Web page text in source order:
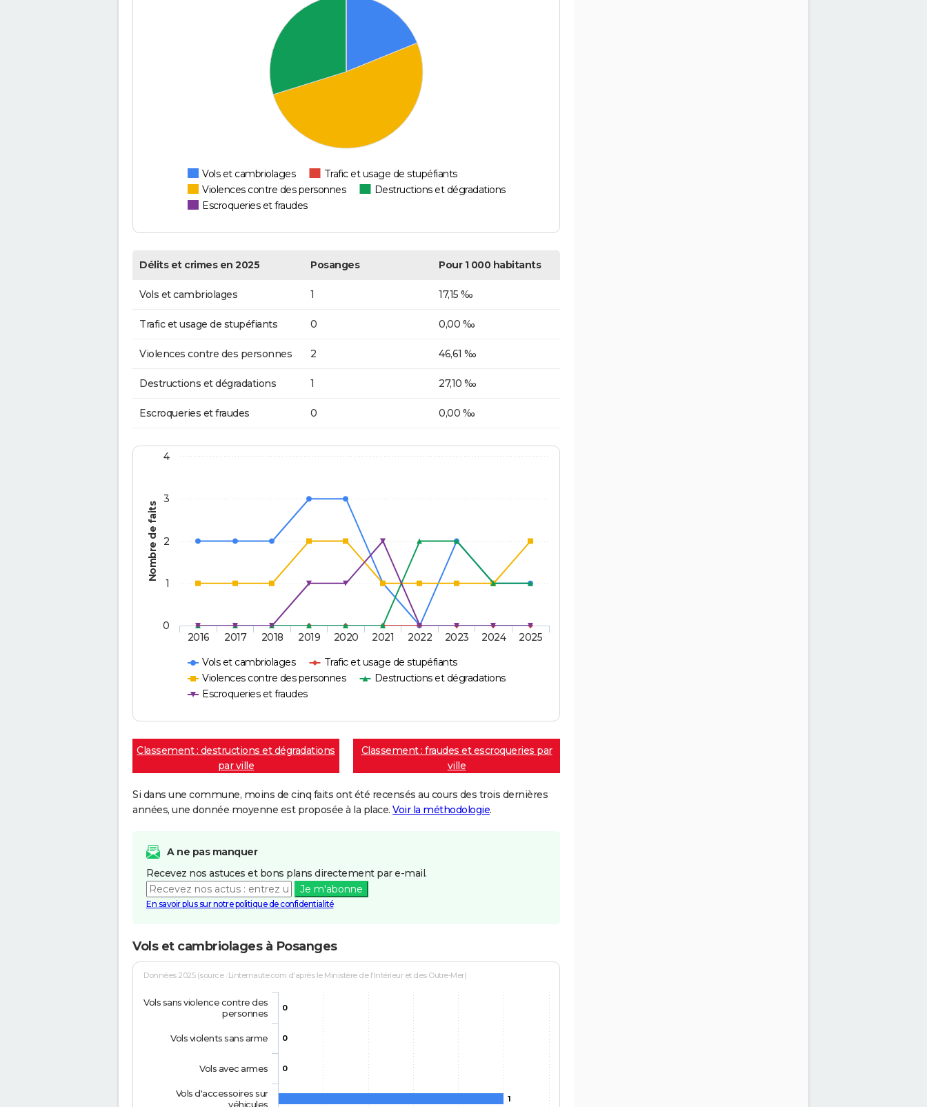
Vols et cambriolages
Trafic et usage de stupéfiants
Violences contre des personnes
Destructions et dégradations
Escroqueries et fraudes
Délits et crimes en 2025 Posanges Pour 1 000 habitants
Vols et cambriolages 1 17,15 ‰
Trafic et usage de stupéfiants 0 0,00 ‰
Violences contre des personnes 2 46,61 ‰
Destructions et dégradations 1 27,10 ‰
Escroqueries et fraudes 0 0,00 ‰
Nombre de faits
Vols et cambriolages
Trafic et usage de stupéfiants
Violences contre des personnes
Destructions et dégradations
Escroqueries et fraudes
2016 2017 2018 2019 2020 2021 2022 2023 2024 2025
0
1
2
3
4
Classement : destructions et dégradations
par ville
Classement : fraudes et escroqueries par
ville
Si dans une commune, moins de cinq faits ont été recensés au cours des trois dernières
années, une donnée moyenne est proposée à la place. Voir la méthodologie.
A ne pas manquer
Recevez nos astuces et bons plans directement par e-mail.
Je m'abonne
En savoir plus sur notre politique de confidentialité
Vols et cambriolages à Posanges
Données 2025 (source : Linternaute.com d'après le Ministère de l'Intérieur et des Outre-Mer)
0
0
0
1
Vols sans violence contre des
personnes
Vols violents sans arme
Vols avec armes
Vols d'accessoires sur
véhicules